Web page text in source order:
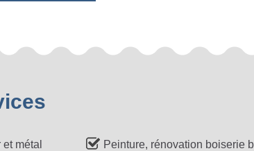
métal
Peinture, rénovation boiserie